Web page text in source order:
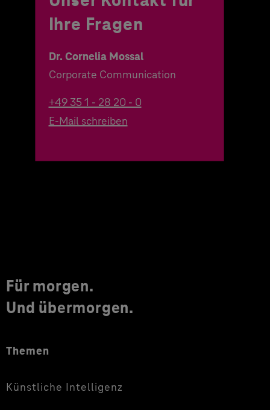
Ihre Fragen
Dr. Cornelia Mossal
Corporate Communication
+49 35 1 - 28 20 - 0
E-Mail schreiben
Für morgen.
Und übermorgen.
Themen
Künstliche Intelligenz